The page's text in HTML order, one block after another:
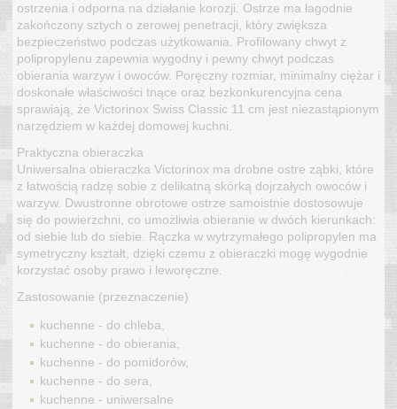
ostrzenia i odporna na działanie korozji. Ostrze ma łagodnie
zakończony sztych o zerowej penetracji, który zwiększa
bezpieczeństwo podczas użytkowania. Profilowany chwyt z
polipropylenu zapewnia wygodny i pewny chwyt podczas
obierania warzyw i owoców. Poręczny rozmiar, minimalny ciężar i
doskonałe właściwości tnące oraz bezkonkurencyjna cena
sprawiają, że Victorinox Swiss Classic 11 cm jest niezastąpionym
narzędziem w każdej domowej kuchni.
Praktyczna obieraczka
Uniwersalna obieraczka Victorinox ma drobne ostre ząbki, które
z łatwością radzę sobie z delikatną skórką dojrzałych owoców i
warzyw. Dwustronne obrotowe ostrze samoistnie dostosowuje
się do powierzchni, co umożliwia obieranie w dwóch kierunkach:
od siebie lub do siebie. Rączka w wytrzymałego polipropylen ma
symetryczny kształt, dzięki czemu z obieraczki mogę wygodnie
korzystać osoby prawo i leworęczne.
Zastosowanie (przeznaczenie)
kuchenne - do chleba,
kuchenne - do obierania,
kuchenne - do pomidorów,
kuchenne - do sera,
kuchenne - uniwersalne